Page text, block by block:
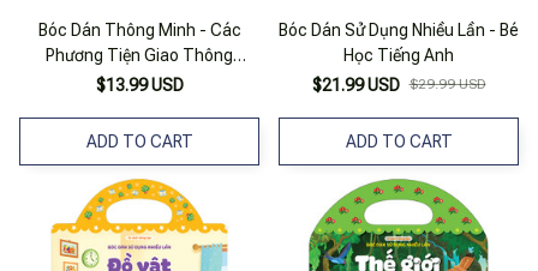
Bóc Dán Thông Minh - Các
Phương Tiện Giao Thông
(2022)
$13.99 USD
ADD TO CART
Bóc Dán Sử Dụng Nhiều Lần - Bé
Học Tiếng Anh
$21.99 USD $29.99 USD
ADD TO CART